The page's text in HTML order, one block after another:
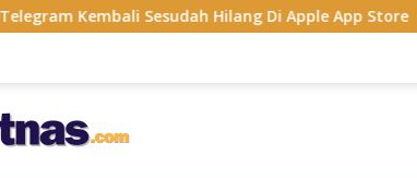
Sesudah Hilang Di Apple App Store IDI